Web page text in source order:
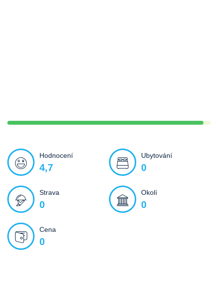
Hodnocení
4,7
Ubytování
0
Strava
0
Okolí
0
Cena
0